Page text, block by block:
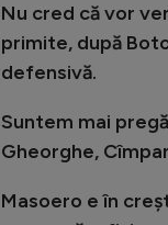
Nu cred că vor
primite, după
defensivă.
Suntem mai
Gheorghe,
Masoero e în